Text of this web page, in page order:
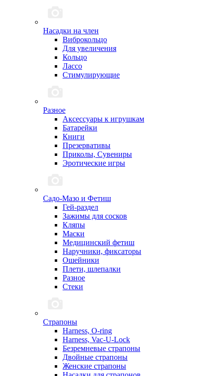
Насадки на член
Виброкольцо
Для увеличения
Кольцо
Лассо
Стимулирующие
Разное
Аксессуары к игрушкам
Батарейки
Книги
Презервативы
Приколы, Сувениры
Эротические игры
Садо-Мазо и Фетиш
Гей-раздел
Зажимы для сосков
Кляпы
Маски
Медицинский фетиш
Наручники, фиксаторы
Ошейники
Плети, шлепалки
Разное
Стеки
Страпоны
Harness, O-ring
Harness, Vac-U-Lock
Безремневые страпоны
Двойные страпоны
Женские страпоны